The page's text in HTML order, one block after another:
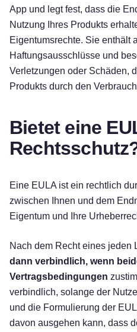
App und legt fest, dass die
Nutzung Ihres Produkts
Eigentumsrechte. Sie enthält
Haftungsausschlüsse und
Verletzungen oder Schäden,
Produkts durch den
Bietet eine
Eine EULA ist ein rechtlich
zwischen Ihnen und dem
Eigentum und Ihre
Nach dem Recht eines jeden
dann verbindlich, wenn
Vertragsbedingungen
verbindlich, solange der
und die Formulierung der
davon ausgehen kann, dass